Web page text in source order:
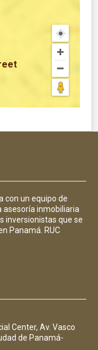
con un equipo de
asesoría inmobiliaria
inversionistas que se
Panamá. RUC
Center, Av. Vasco
de Panamá-